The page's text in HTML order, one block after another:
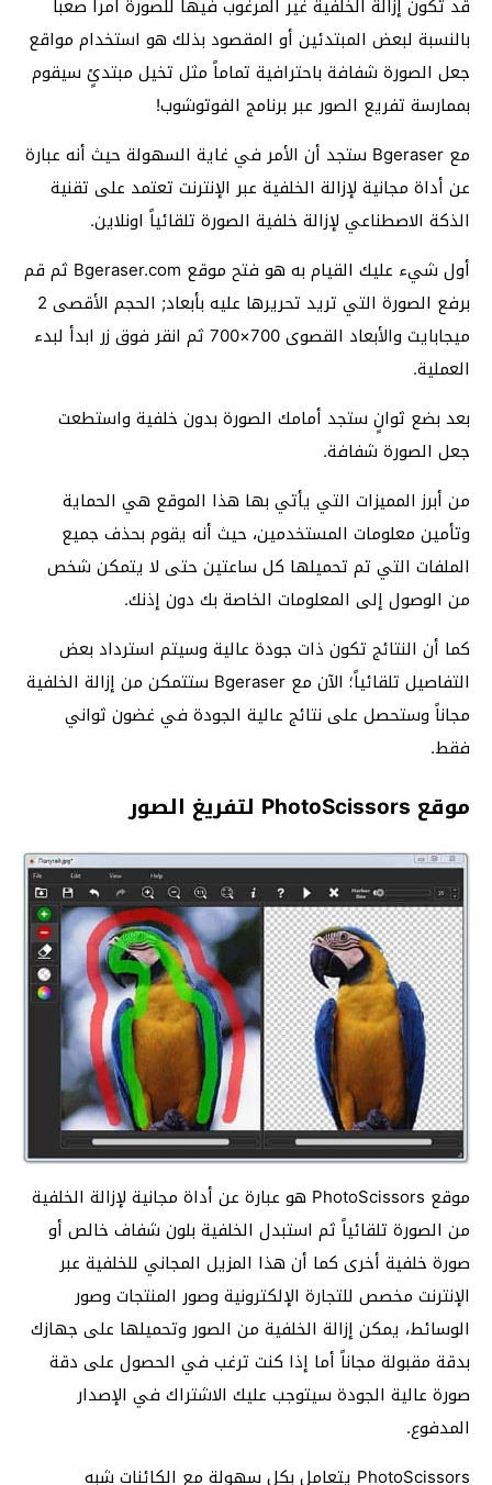
قد تكون إزالة الخلفية غير المرغوب فيها للصورة أمراً صعباً
بالنسبة لبعض المبتدئين أو المقصود بذلك هو استخدام مواقع
جعل الصورة شفافة باحترافية تماماً مثل تخيل مبتدئٍ سيقوم
بممارسة تفريع الصور عبر برنامج الفوتوشوب!
مع Bgeraser ستجد أن الأمر في غاية السهولة حيث أنه عبارة
عن أداة مجانية لإزالة الخلفية عبر الإنترنت تعتمد على تقنية
الذكة الاصطناعي لإزالة خلفية الصورة تلقائياً اونلاين.
أول شيء عليك القيام به هو فتح موقع Bgeraser.com ثم قم
برفع الصورة التي تريد تحريرها عليه بأبعاد; الحجم الأقصى 2
ميجابايت والأبعاد القصوى 700×700 ثم انقر فوق زر ابدأ لبدء
العملية.
بعد بضع ثوانٍ ستجد أمامك الصورة بدون خلفية واستطعت
جعل الصورة شفافة.
من أبرز المميزات التي يأتي بها هذا الموقع هي الحماية
وتأمين معلومات المستخدمين، حيث أنه يقوم بحذف جميع
الملفات التي تم تحميلها كل ساعتين حتى لا يتمكن شخص
من الوصول إلى المعلومات الخاصة بك دون إذنك.
كما أن النتائج تكون ذات جودة عالية وسيتم استرداد بعض
التفاصيل تلقائياً؛ الآن مع Bgeraser ستتمكن من إزالة الخلفية
مجاناً وستحصل على نتائج عالية الجودة في غضون ثواني
فقط.
موقع PhotoScissors لتفريغ الصور
موقع PhotoScissors هو عبارة عن أداة مجانية لإزالة الخلفية
من الصورة تلقائياً ثم استبدل الخلفية بلون شفاف خالص أو
صورة خلفية أخرى كما أن هذا المزيل المجاني للخلفية عبر
الإنترنت مخصص للتجارة الإلكترونية وصور المنتجات وصور
الوسائط، يمكن إزالة الخلفية من الصور وتحميلها على جهازك
بدقة مقبولة مجاناً أما إذا كنت ترغب في الحصول على دقة
صورة عالية الجودة سيتوجب عليك الاشتراك في الإصدار
المدفوع.
PhotoScissors يتعامل بكل سهولة مع الكائنات شبه